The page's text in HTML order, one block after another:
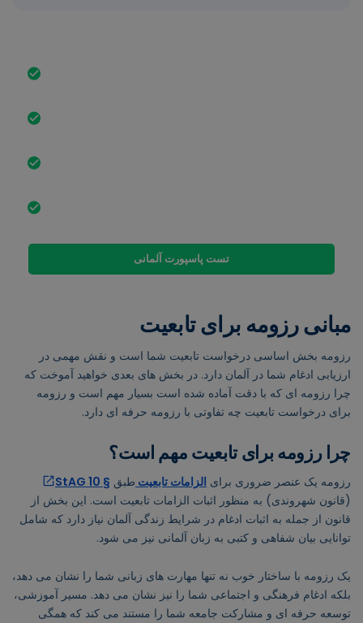
تست پاسپورت آلمانی
مبانی رزومه برای تابعیت
رزومه بخش اساسی درخواست تابعیت شما است و نقش مهمی در
ارزیابی ادغام شما در آلمان دارد. در بخش های بعدی خواهید آموخت که
چرا رزومه ای که با دقت آماده شده است بسیار مهم است و رزومه
برای درخواست تابعیت چه تفاوتی با رزومه حرفه ای دارد.
چرا رزومه برای تابعیت مهم است؟
رزومه یک عنصر ضروری برای الزامات تابعیت طبق § 10 StAG
(قانون شهروندی) به منظور اثبات الزامات تابعیت است. این بخش از
قانون از جمله به اثبات ادغام در شرایط زندگی آلمان نیاز دارد که شامل
توانایی بیان شفاهی و کتبی به زبان آلمانی نیز می شود.
یک رزومه با ساختار خوب نه تنها مهارت های زبانی شما را نشان می دهد،
بلکه ادغام فرهنگی و اجتماعی شما را نیز نشان می دهد. مسیر آموزشی،
توسعه حرفه ای و مشارکت جامعه شما را مستند می کند که همگی